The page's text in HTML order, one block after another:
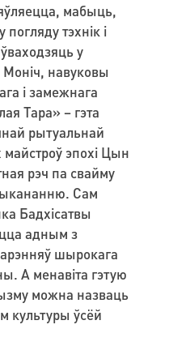
мабыць,
тэхнік і
у
навуковы
і замежнага
Тара» – гэта
рытуальнай
майстроў эпохі Цын
рэч па свайму
Сам
Бадхісатвы
адным з
шырокага
А менавіта гэтую
можна назваць
культуры ўсёй